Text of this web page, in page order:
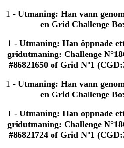
1 -Utmaning: Han vann
en Grid Challenge
1 - Utmaning: Han öppnade
gridutmaning: Challenge
#86821650 of Grid N°1
1 -Utmaning: Han vann
en Grid Challenge
1 - Utmaning: Han öppnade
gridutmaning: Challenge
#86821724 of Grid N°1